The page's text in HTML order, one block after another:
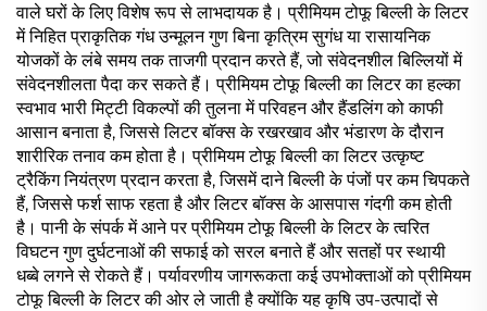
वाले घरों के लिए विशेष रूप से लाभदायक है। प्रीमियम टोफू बिल्ली के लिटर
में निहित प्राकृतिक गंध उन्मूलन गुण बिना कृत्रिम सुगंध या रासायनिक
योजकों के लंबे समय तक ताजगी प्रदान करते हैं, जो संवेदनशील बिल्लियों में
संवेदनशीलता पैदा कर सकते हैं। प्रीमियम टोफू बिल्ली का लिटर का हल्का
स्वभाव भारी मिट्टी विकल्पों की तुलना में परिवहन और हैंडलिंग को काफी
आसान बनाता है, जिससे लिटर बॉक्स के रखरखाव और भंडारण के दौरान
शारीरिक तनाव कम होता है। प्रीमियम टोफू बिल्ली का लिटर उत्कृष्ट
ट्रैकिंग नियंत्रण प्रदान करता है, जिसमें दाने बिल्ली के पंजों पर कम चिपकते
हैं, जिससे फर्श साफ रहता है और लिटर बॉक्स के आसपास गंदगी कम होती
है। पानी के संपर्क में आने पर प्रीमियम टोफू बिल्ली के लिटर के त्वरित
विघटन गुण दुर्घटनाओं की सफाई को सरल बनाते हैं और सतहों पर स्थायी
धब्बे लगने से रोकते हैं। पर्यावरणीय जागरूकता कई उपभोक्ताओं को प्रीमियम
टोफू बिल्ली के लिटर की ओर ले जाती है क्योंकि यह कृषि उप-उत्पादों से